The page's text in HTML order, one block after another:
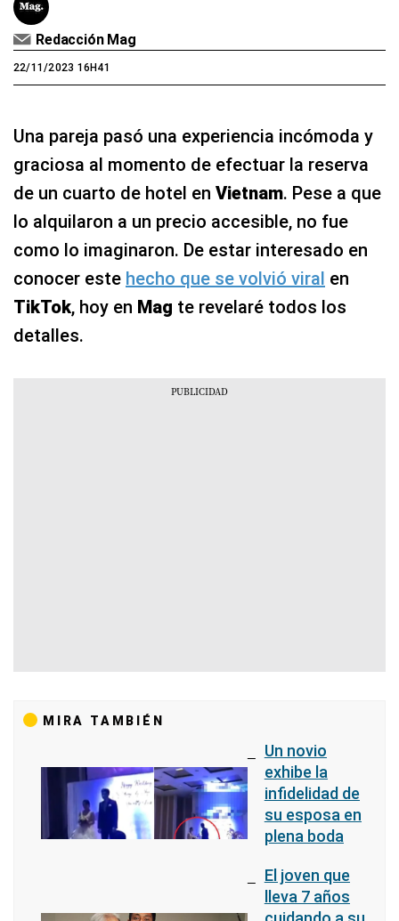
Redacción Mag
22/11/2023 16H41
Una pareja pasó una experiencia incómoda y
graciosa al momento de efectuar la reserva
de un cuarto de hotel en Vietnam. Pese a que
lo alquilaron a un precio accesible, no fue
como lo imaginaron. De estar interesado en
conocer este hecho que se volvió viral en
TikTok, hoy en Mag te revelaré todos los
detalles.
MIRA TAMBIÉN
Un novio
exhibe la
infidelidad de
su esposa en
plena boda
El joven que
lleva 7 años